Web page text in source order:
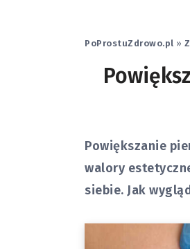
PoProstuZdrowo.pl »
Powiększanie
walory
siebie. Jak